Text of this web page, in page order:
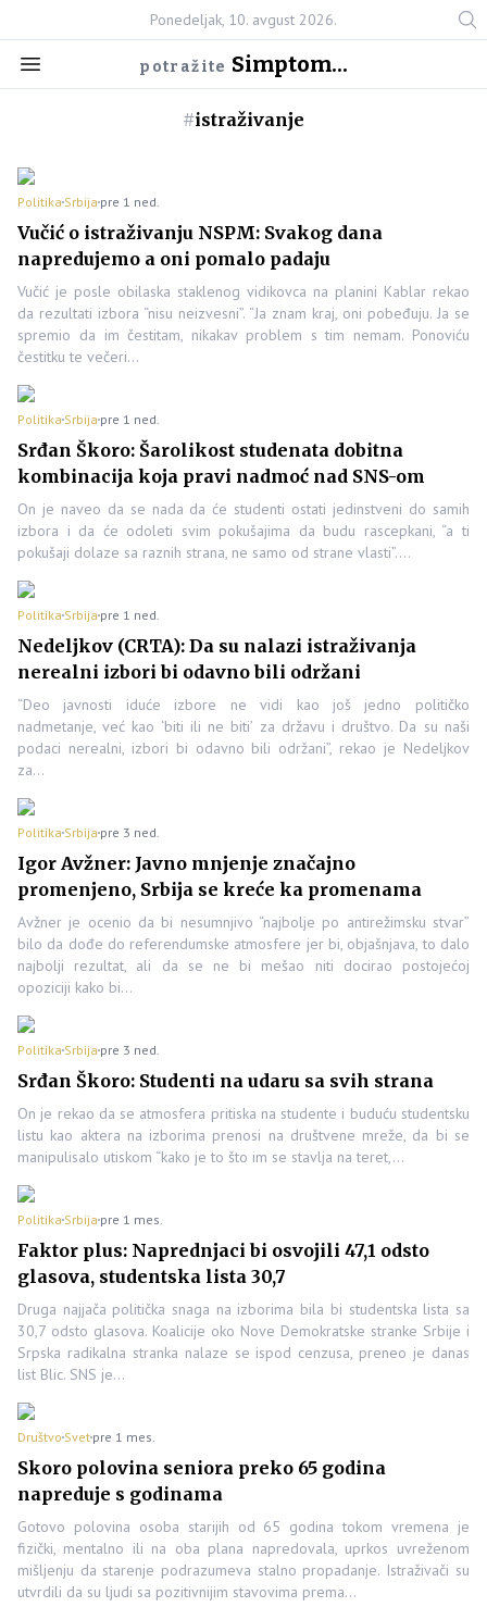
Ponedeljak, 10. avgust 2026.
potražite Simptom...
#istraživanje
Politika Srbija pre 1 ned.
Vučić o istraživanju NSPM: Svakog dana
napredujemo a oni pomalo padaju
Vučić je posle obilaska staklenog vidikovca na planini Kablar rekao
da rezultati izbora “nisu neizvesni”. “Ja znam kraj, oni pobeđuju. Ja se
spremio da im čestitam, nikakav problem s tim nemam. Ponoviću
čestitku te večeri…
Politika Srbija pre 1 ned.
Srđan Škoro: Šarolikost studenata dobitna
kombinacija koja pravi nadmoć nad SNS-om
On je naveo da se nada da će studenti ostati jedinstveni do samih
izbora i da će odoleti svim pokušajima da budu rascepkani, “a ti
pokušaji dolaze sa raznih strana, ne samo od strane vlasti”.…
Politika Srbija pre 1 ned.
Nedeljkov (CRTA): Da su nalazi istraživanja
nerealni izbori bi odavno bili održani
“Deo javnosti iduće izbore ne vidi kao još jedno političko
nadmetanje, već kao ‘biti ili ne biti’ za državu i društvo. Da su naši
podaci nerealni, izbori bi odavno bili održani”, rekao je Nedeljkov
za…
Politika Srbija pre 3 ned.
Igor Avžner: Javno mnjenje značajno
promenjeno, Srbija se kreće ka promenama
Avžner je ocenio da bi nesumnjivo “najbolje po antirežimsku stvar”
bilo da dođe do referendumske atmosfere jer bi, objašnjava, to dalo
najbolji rezultat, ali da se ne bi mešao niti docirao postojećoj
opoziciji kako bi…
Politika Srbija pre 3 ned.
Srđan Škoro: Studenti na udaru sa svih strana
On je rekao da se atmosfera pritiska na studente i buduću studentsku
listu kao aktera na izborima prenosi na društvene mreže, da bi se
manipulisalo utiskom “kako je to što im se stavlja na teret,…
Politika Srbija pre 1 mes.
Faktor plus: Naprednjaci bi osvojili 47,1 odsto
glasova, studentska lista 30,7
Druga najjača politička snaga na izborima bila bi studentska lista sa
30,7 odsto glasova. Koalicije oko Nove Demokratske stranke Srbije i
Srpska radikalna stranka nalaze se ispod cenzusa, preneo je danas
list Blic. SNS je…
Društvo Svet pre 1 mes.
Skoro polovina seniora preko 65 godina
napreduje s godinama
Gotovo polovina osoba starijih od 65 godina tokom vremena je
fizički, mentalno ili na oba plana napredovala, uprkos uvreženom
mišljenju da starenje podrazumeva stalno propadanje. Istraživači su
utvrdili da su ljudi sa pozitivnijim stavovima prema…